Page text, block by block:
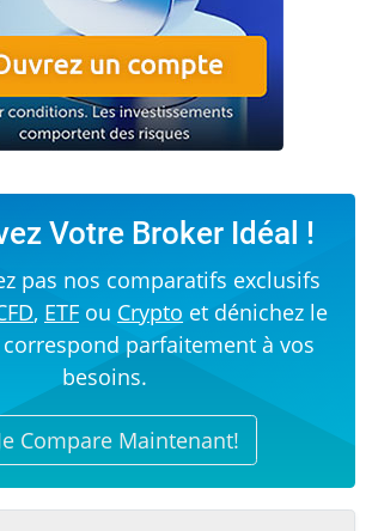
Votre Broker Idéal !
pas nos comparatifs exclusifs
, ETF ou Crypto et dénichez le
parfaitement à vos
besoins.
Compare Maintenant!